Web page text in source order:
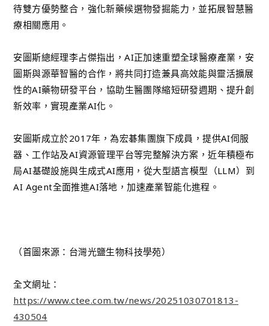
待雙方優勢整合，強化新藥候選物發掘能力，並拓展智慧醫
療相關應用。
安圖斯總經理李占傑指出，AI正加速重塑全球醫療產業，安
圖斯與源華智醫的合作，將共同打造兼具高效能與靈活擴展
性的AI藥物研發平台，協助生醫團隊縮短研發週期、提升創
新效率，實現產業AI化。
安圖斯成立於2017年，為宏碁集團旗下成員，提供AI伺服
器、工作站及AI資源管理平台等完整解決方案，近年積極布
局AI基礎設施與生成式AI應用，從大型語言模型（LLM）到
AI Agent全面推進AI落地，加速產業智能化進程。
（首圖來源：台灣光鹽生物科技學苑）
全文網址：
https://www.ctee.com.tw/news/20251030701813-
430504